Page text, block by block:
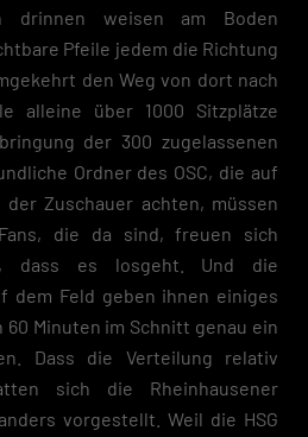
drinnen weisen am Boden
Pfeile jedem die Richtung
den Weg von dort nach
alleine über 1000 Sitzplätze
der 300 zugelassenen
Ordner des OSC, die auf
Zuschauer achten, müssen
die da sind, freuen sich
dass es losgeht. Und die
dem Feld geben ihnen einiges
Minuten im Schnitt genau ein
Dass die Verteilung relativ
sich die Rheinhausener
vorgestellt. Weil die HSG